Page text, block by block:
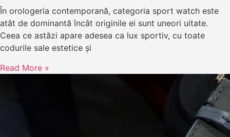
În orologeria contemporană, categoria sport watch este
atât de dominantă încât originile ei sunt uneori uitate.
Ceea ce astăzi apare adesea ca lux sportiv, cu toate
codurile sale estetice și
Read More »